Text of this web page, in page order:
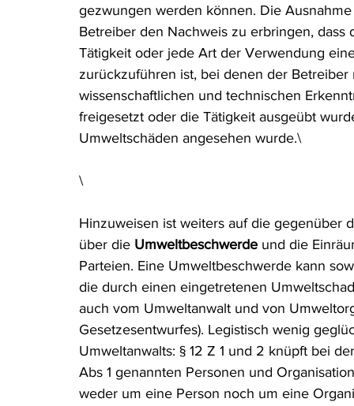
gezwungen werden können. Die
Betreiber den Nachweis zu erbringen,
Tätigkeit oder jede Art der Verwendung
zurückzuführen ist, bei denen der
wissenschaftlichen und technischen
freigesetzt oder die Tätigkeit ausgeübt
Umweltschäden angesehen wurde.\
\
Hinzuweisen ist weiters auf die gegenüber
über die Umweltbeschwerde und die
Parteien. Eine Umweltbeschwerde kann
die durch einen eingetretenen
auch vom Umweltanwalt und von
Gesetzesentwurfes). Legistisch wenig
Umweltanwalts: § 12 Z 1 und 2 knüpft bei
Abs 1 genannten Personen und
weder um eine Person noch um eine